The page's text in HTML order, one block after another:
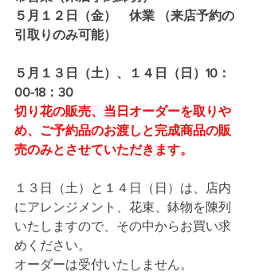
５月１２日（金）　休業 （来店予約の
引取りのみ可能）
５月１３日（土）、１４日（日）10：
00-18：30
切り花の販売、当日オーダーを取りや
め、ご予約品のお渡しと完成商品の販
売のみとさせていただきます。
１３日（土）と１４日（日）は、店内
にアレンジメント、花束、鉢物を陳列
いたしますので、その中からお買い求
めください。
オーダーは受付いたしません。